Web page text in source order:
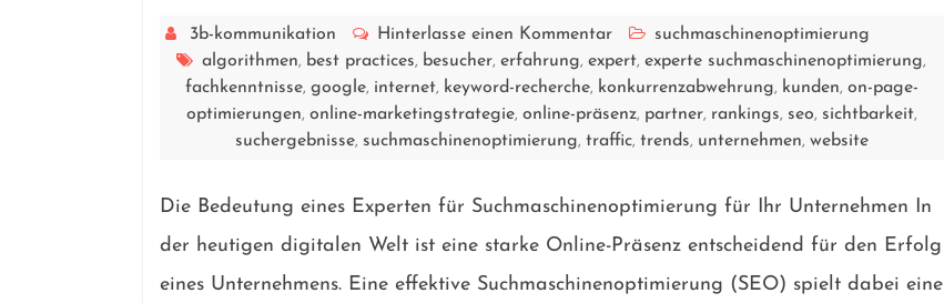
3b-kommunikation Hinterlasse einen Kommentar
suchmaschinenoptimierung
algorithmen, best practices, besucher,erfahrung,expert,experte suchmaschinenoptimierung,
fachkenntnisse, google, internet, keyword-recherche, konkurrenzabwehrung, kunden, on-page-
optimierungen, online-marketingstrategie, online-präsenz, partner, rankings, seo, sichtbarkeit,
suchergebnisse, suchmaschinenoptimierung, traffic, trends, unternehmen, website
Die Bedeutung eines Experten für Suchmaschinenoptimierung für Ihr Unternehmen In
der heutigen digitalen Welt ist eine starke Online-Präsenz entscheidend für den Erfolg
eines Unternehmens. Eine effektive Suchmaschinenoptimierung (SEO) spielt dabei eine